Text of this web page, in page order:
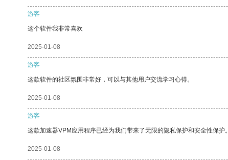
游客
这个软件我非常喜欢
2025-01-08
游客
这款软件的社区氛围非常好，可以与其他用户交流学习心得。
2025-01-08
游客
这款加速器VPM应用程序已经为我们带来了无限的隐私保护和安全性保护。
2025-01-08